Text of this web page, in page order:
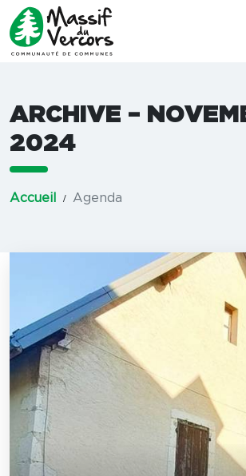
ARCHIVE –
2024
Accueil Agenda